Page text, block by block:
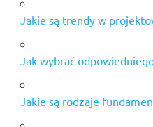
Jakie są trendy w
Jak wybrać
Jakie są rodzaje